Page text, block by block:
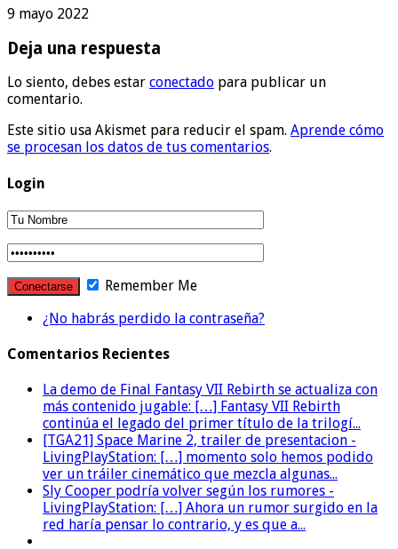
9 mayo 2022
Deja una respuesta
Lo siento, debes estar conectado para publicar un
comentario.
Este sitio usa Akismet para reducir el spam. Aprende cómo
se procesan los datos de tus comentarios.
Login
Remember Me
¿No habrás perdido la contraseña?
Comentarios Recientes
La demo de Final Fantasy VII Rebirth se actualiza con
más contenido jugable: […] Fantasy VII Rebirth
continúa el legado del primer título de la trilogí...
[TGA21] Space Marine 2, trailer de presentacion -
LivingPlayStation: […] momento solo hemos podido
ver un tráiler cinemático que mezcla algunas...
Sly Cooper podría volver según los rumores -
LivingPlayStation: […] Ahora un rumor surgido en la
red haría pensar lo contrario, y es que a...